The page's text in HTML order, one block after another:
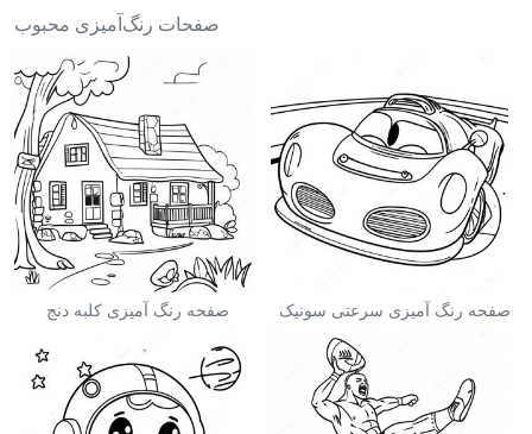
صفحات رنگ‌آمیزی محبوب
صفحه رنگ آمیزی کلبه دنج صفحه رنگ آمیزی سرعتی سونیک